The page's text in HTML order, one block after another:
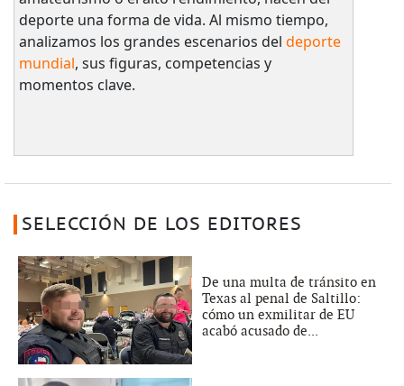
deporte una forma de vida. Al mismo tiempo,
analizamos los grandes escenarios del deporte
mundial, sus figuras, competencias y
momentos clave.
SELECCIÓN DE LOS EDITORES
De una multa de tránsito en
Texas al penal de Saltillo:
cómo un exmilitar de EU
acabó acusado de...